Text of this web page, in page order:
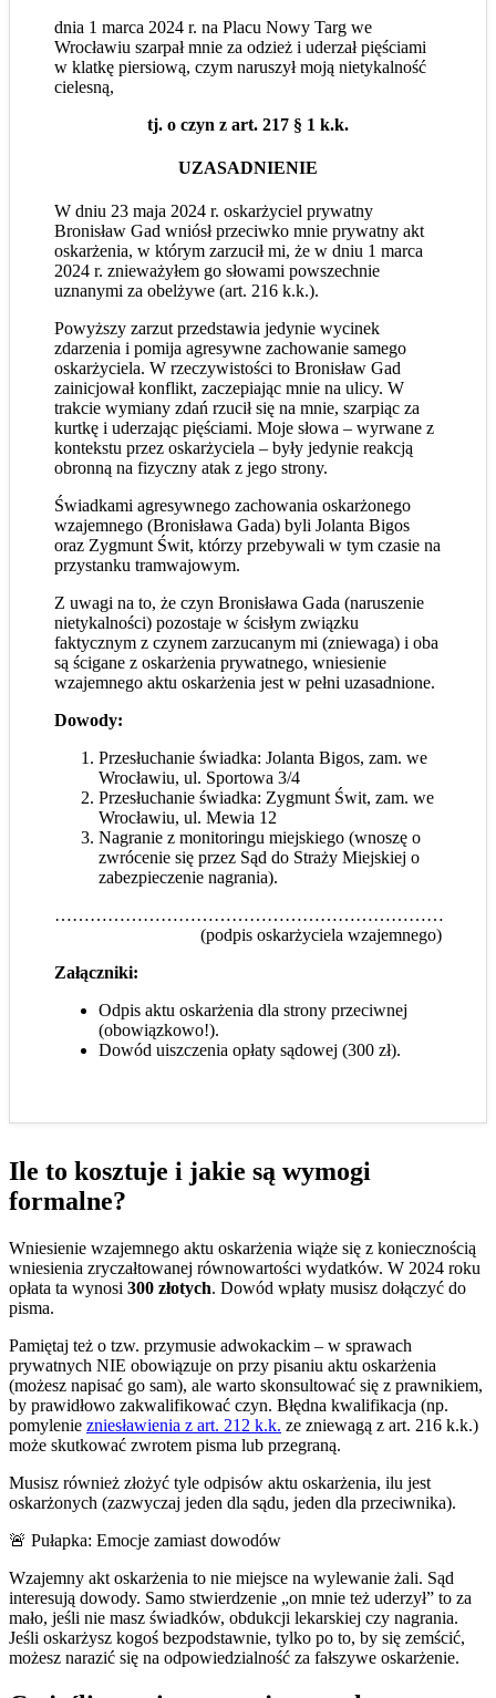
dnia 1 marca 2024 r. na Placu Nowy Targ we
Wrocławiu szarpał mnie za odzież i uderzał pięściami
w klatkę piersiową, czym naruszył moją nietykalność
cielesną,
tj. o czyn z art. 217 § 1 k.k.
UZASADNIENIE
W dniu 23 maja 2024 r. oskarżyciel prywatny
Bronisław Gad wniósł przeciwko mnie prywatny akt
oskarżenia, w którym zarzucił mi, że w dniu 1 marca
2024 r. znieważyłem go słowami powszechnie
uznanymi za obelżywe (art. 216 k.k.).
Powyższy zarzut przedstawia jedynie wycinek
zdarzenia i pomija agresywne zachowanie samego
oskarżyciela. W rzeczywistości to Bronisław Gad
zainicjował konflikt, zaczepiając mnie na ulicy. W
trakcie wymiany zdań rzucił się na mnie, szarpiąc za
kurtkę i uderzając pięściami. Moje słowa – wyrwane z
kontekstu przez oskarżyciela – były jedynie reakcją
obronną na fizyczny atak z jego strony.
Świadkami agresywnego zachowania oskarżonego
wzajemnego (Bronisława Gada) byli Jolanta Bigos
oraz Zygmunt Świt, którzy przebywali w tym czasie na
przystanku tramwajowym.
Z uwagi na to, że czyn Bronisława Gada (naruszenie
nietykalności) pozostaje w ścisłym związku
faktycznym z czynem zarzucanym mi (zniewaga) i oba
są ścigane z oskarżenia prywatnego, wniesienie
wzajemnego aktu oskarżenia jest w pełni uzasadnione.
Dowody:
Przesłuchanie świadka: Jolanta Bigos, zam. we
Wrocławiu, ul. Sportowa 3/4
Przesłuchanie świadka: Zygmunt Świt, zam. we
Wrocławiu, ul. Mewia 12
Nagranie z monitoringu miejskiego (wnoszę o
zwrócenie się przez Sąd do Straży Miejskiej o
zabezpieczenie nagrania).
…………………………………………………………
(podpis oskarżyciela wzajemnego)
Załączniki:
Odpis aktu oskarżenia dla strony przeciwnej
(obowiązkowo!).
Dowód uiszczenia opłaty sądowej (300 zł).
Ile to kosztuje i jakie są wymogi
formalne?
Wniesienie wzajemnego aktu oskarżenia wiąże się z koniecznością
wniesienia zryczałtowanej równowartości wydatków. W 2024 roku
opłata ta wynosi 300 złotych. Dowód wpłaty musisz dołączyć do
pisma.
Pamiętaj też o tzw. przymusie adwokackim – w sprawach
prywatnych NIE obowiązuje on przy pisaniu aktu oskarżenia
(możesz napisać go sam), ale warto skonsultować się z prawnikiem,
by prawidłowo zakwalifikować czyn. Błędna kwalifikacja (np.
pomylenie zniesławienia z art. 212 k.k. ze zniewagą z art. 216 k.k.)
może skutkować zwrotem pisma lub przegraną.
Musisz również złożyć tyle odpisów aktu oskarżenia, ilu jest
oskarżonych (zazwyczaj jeden dla sądu, jeden dla przeciwnika).
🚨 Pułapka: Emocje zamiast dowodów
Wzajemny akt oskarżenia to nie miejsce na wylewanie żali. Sąd
interesują dowody. Samo stwierdzenie „on mnie też uderzył” to za
mało, jeśli nie masz świadków, obdukcji lekarskiej czy nagrania.
Jeśli oskarżysz kogoś bezpodstawnie, tylko po to, by się zemścić,
możesz narazić się na odpowiedzialność za fałszywe oskarżenie.